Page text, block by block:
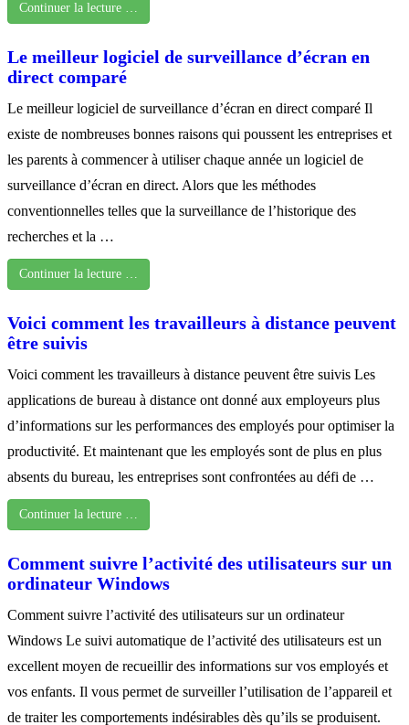
Continuer la lecture …
Le meilleur logiciel de surveillance d’écran en
direct comparé
Le meilleur logiciel de surveillance d’écran en direct comparé Il
existe de nombreuses bonnes raisons qui poussent les entreprises et
les parents à commencer à utiliser chaque année un logiciel de
surveillance d’écran en direct. Alors que les méthodes
conventionnelles telles que la surveillance de l’historique des
recherches et la …
Continuer la lecture …
Voici comment les travailleurs à distance peuvent
être suivis
Voici comment les travailleurs à distance peuvent être suivis Les
applications de bureau à distance ont donné aux employeurs plus
d’informations sur les performances des employés pour optimiser la
productivité. Et maintenant que les employés sont de plus en plus
absents du bureau, les entreprises sont confrontées au défi de …
Continuer la lecture …
Comment suivre l’activité des utilisateurs sur un
ordinateur Windows
Comment suivre l’activité des utilisateurs sur un ordinateur
Windows Le suivi automatique de l’activité des utilisateurs est un
excellent moyen de recueillir des informations sur vos employés et
vos enfants. Il vous permet de surveiller l’utilisation de l’appareil et
de traiter les comportements indésirables dès qu’ils se produisent.